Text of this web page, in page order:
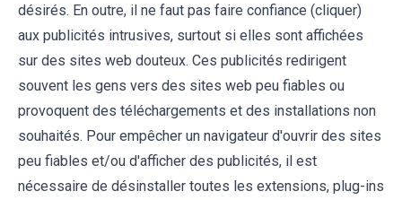
désirés. En outre, il ne faut pas faire confiance (cliquer)
aux publicités intrusives, surtout si elles sont affichées
sur des sites web douteux. Ces publicités redirigent
souvent les gens vers des sites web peu fiables ou
provoquent des téléchargements et des installations non
souhaités. Pour empêcher un navigateur d'ouvrir des sites
peu fiables et/ou d'afficher des publicités, il est
nécessaire de désinstaller toutes les extensions, plug-ins